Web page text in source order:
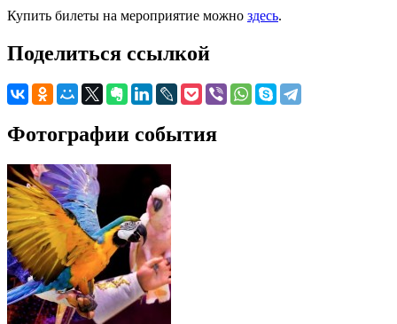
Купить билеты на мероприятие можно здесь.
Поделиться ссылкой
Фотографии события